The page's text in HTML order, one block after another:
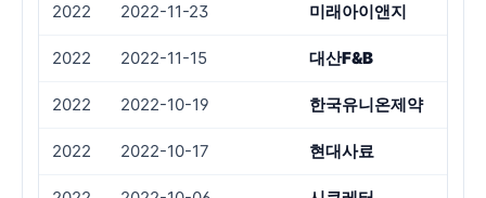
2022 2022-11-23 미래아이앤지
2022 2022-11-15 대산F&B
2022 2022-10-19 한국유니온제약
2022 2022-10-17 현대사료